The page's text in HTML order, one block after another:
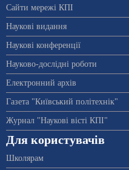
Сайти мережі КПІ
Наукові видання
Наукові конференції
Науково-дослідні роботи
Електронний архів
Газета "Київський політехнік"
Журнал "Наукові вісті КПІ"
Для користувачів
Школярам